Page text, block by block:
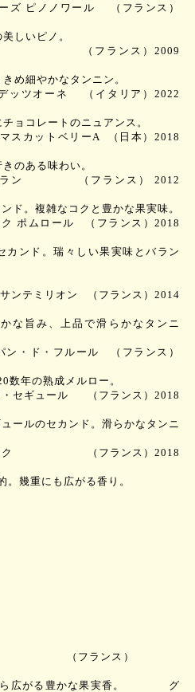
ーズ ピノノワール
（フランス）
いピノ。
（フランス） 2009
細やかなタンニン。
ッツオーネ
（イタリア）2022
コレートのニュアンス。
カットベリーA （日本）2018
ある味わい。
トラン
（フランス）
2012
。複雑なコクと豊かな果実味。
ポムロール
（フランス）2018
ンド。瑞々しい果実味とバラン
ンテミリオン （フランス） 2014
な旨み、上品で滑らかなタンニ
ン・ド・フルール
（フランス）
数年の熟成メルロー 。
セギュール
（フランス） 2018
ールのセカンド。滑らかなタンニ
ヤック
（フランス） 2018
。幾重にも広がる香り。
ン
（フランス）
ら広がる豊かな果実香。
グ